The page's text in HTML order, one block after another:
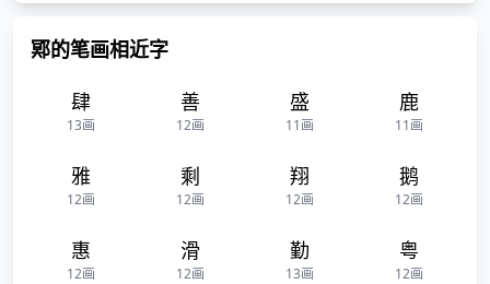
鄍的笔画相近字
肆
13画
善
12画
盛
11画
鹿
11画
雅
12画
剩
12画
翔
12画
鹅
12画
惠
12画
滑
12画
勤
13画
粤
12画